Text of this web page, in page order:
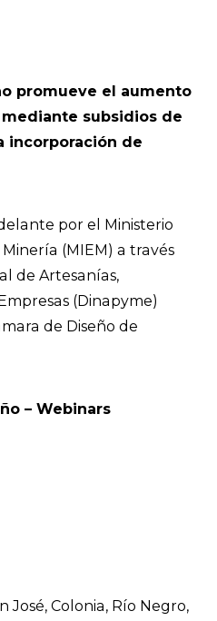
promueve el aumento
subsidios de
incorporación de
por el Ministerio
(MIEM) a través
de Artesanías,
(Dinapyme)
de Diseño de
– Webinars
José, Colonia, Río Negro,